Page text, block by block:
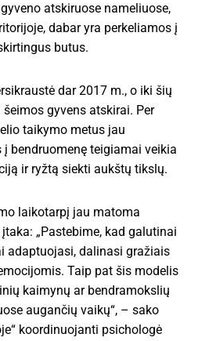
atskiruose nameliuose,
dabar yra perkeliamos į
butus.
dar 2017 m., o iki šių
gyvens atskirai. Per
taikymo metus jau
bendruomenę teigiamai veikia
ir ryžtą siekti aukštų tikslų.
laikotarpį jau matoma
„Pastebime, kad galutinai
adaptuojasi, dalinasi gražiais
Taip pat šis modelis
kaimynų ar bendramokslių
augančių vaikų“, – sako
koordinuojanti psichologė